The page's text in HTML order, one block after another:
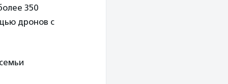
350
дронов с